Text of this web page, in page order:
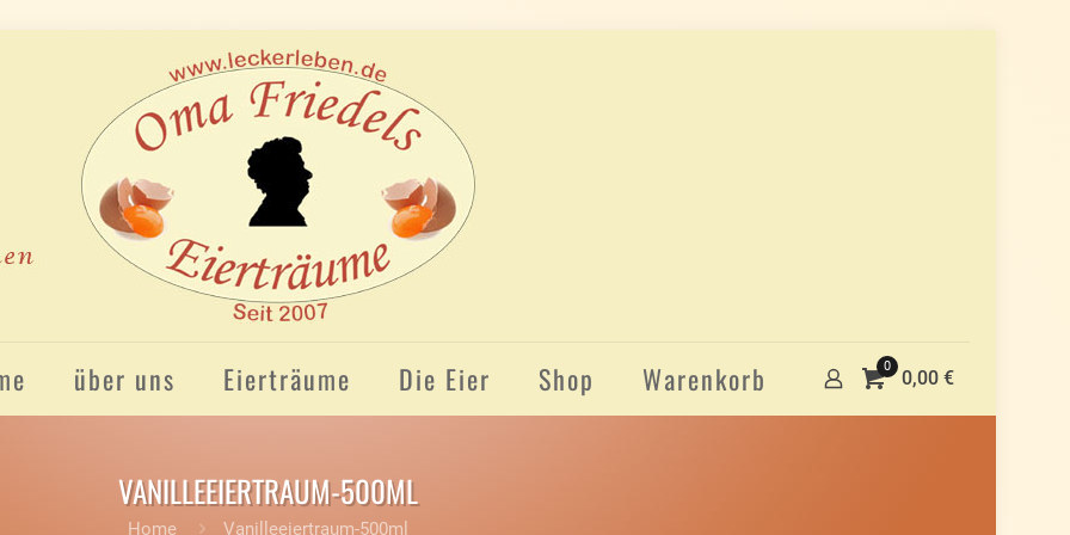
über uns Eierträume Die Eier Shop Warenkorb 0
0,00 €
VANILLEEIERTRAUM-500ML
Home Vanilleeiertraum-500ml